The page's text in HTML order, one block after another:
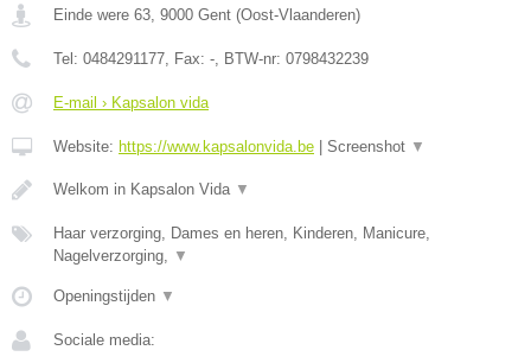
Einde were 63, 9000 Gent (Oost-Vlaanderen)
Tel: 0484291177, Fax: -, BTW-nr: 0798432239
E-mail › Kapsalon vida
Website: https://www.kapsalonvida.be Screenshot ▼
Welkom in Kapsalon Vida ▼
Haar verzorging, Dames en heren, Kinderen, Manicure,
Nagelverzorging, ▼
Openingstijden ▼
Sociale media: